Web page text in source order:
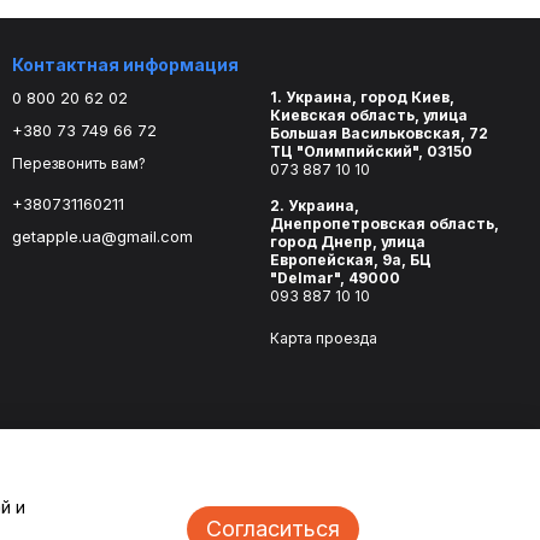
Контактная информация
0 800 20 62 02
+380 73 749 66 72
Перезвонить вам?
+380731160211
getapple.ua@gmail.com
1. Украина, город Киев,
Киевская область, улица
Большая Васильковская, 72
ТЦ "Олимпийский", 03150
073 887 10 10
2. Украина,
Днепропетровская область,
город Днепр, улица
Европейская, 9а, БЦ
"Delmar", 49000
093 887 10 10
Карта проезда
и
Согласиться